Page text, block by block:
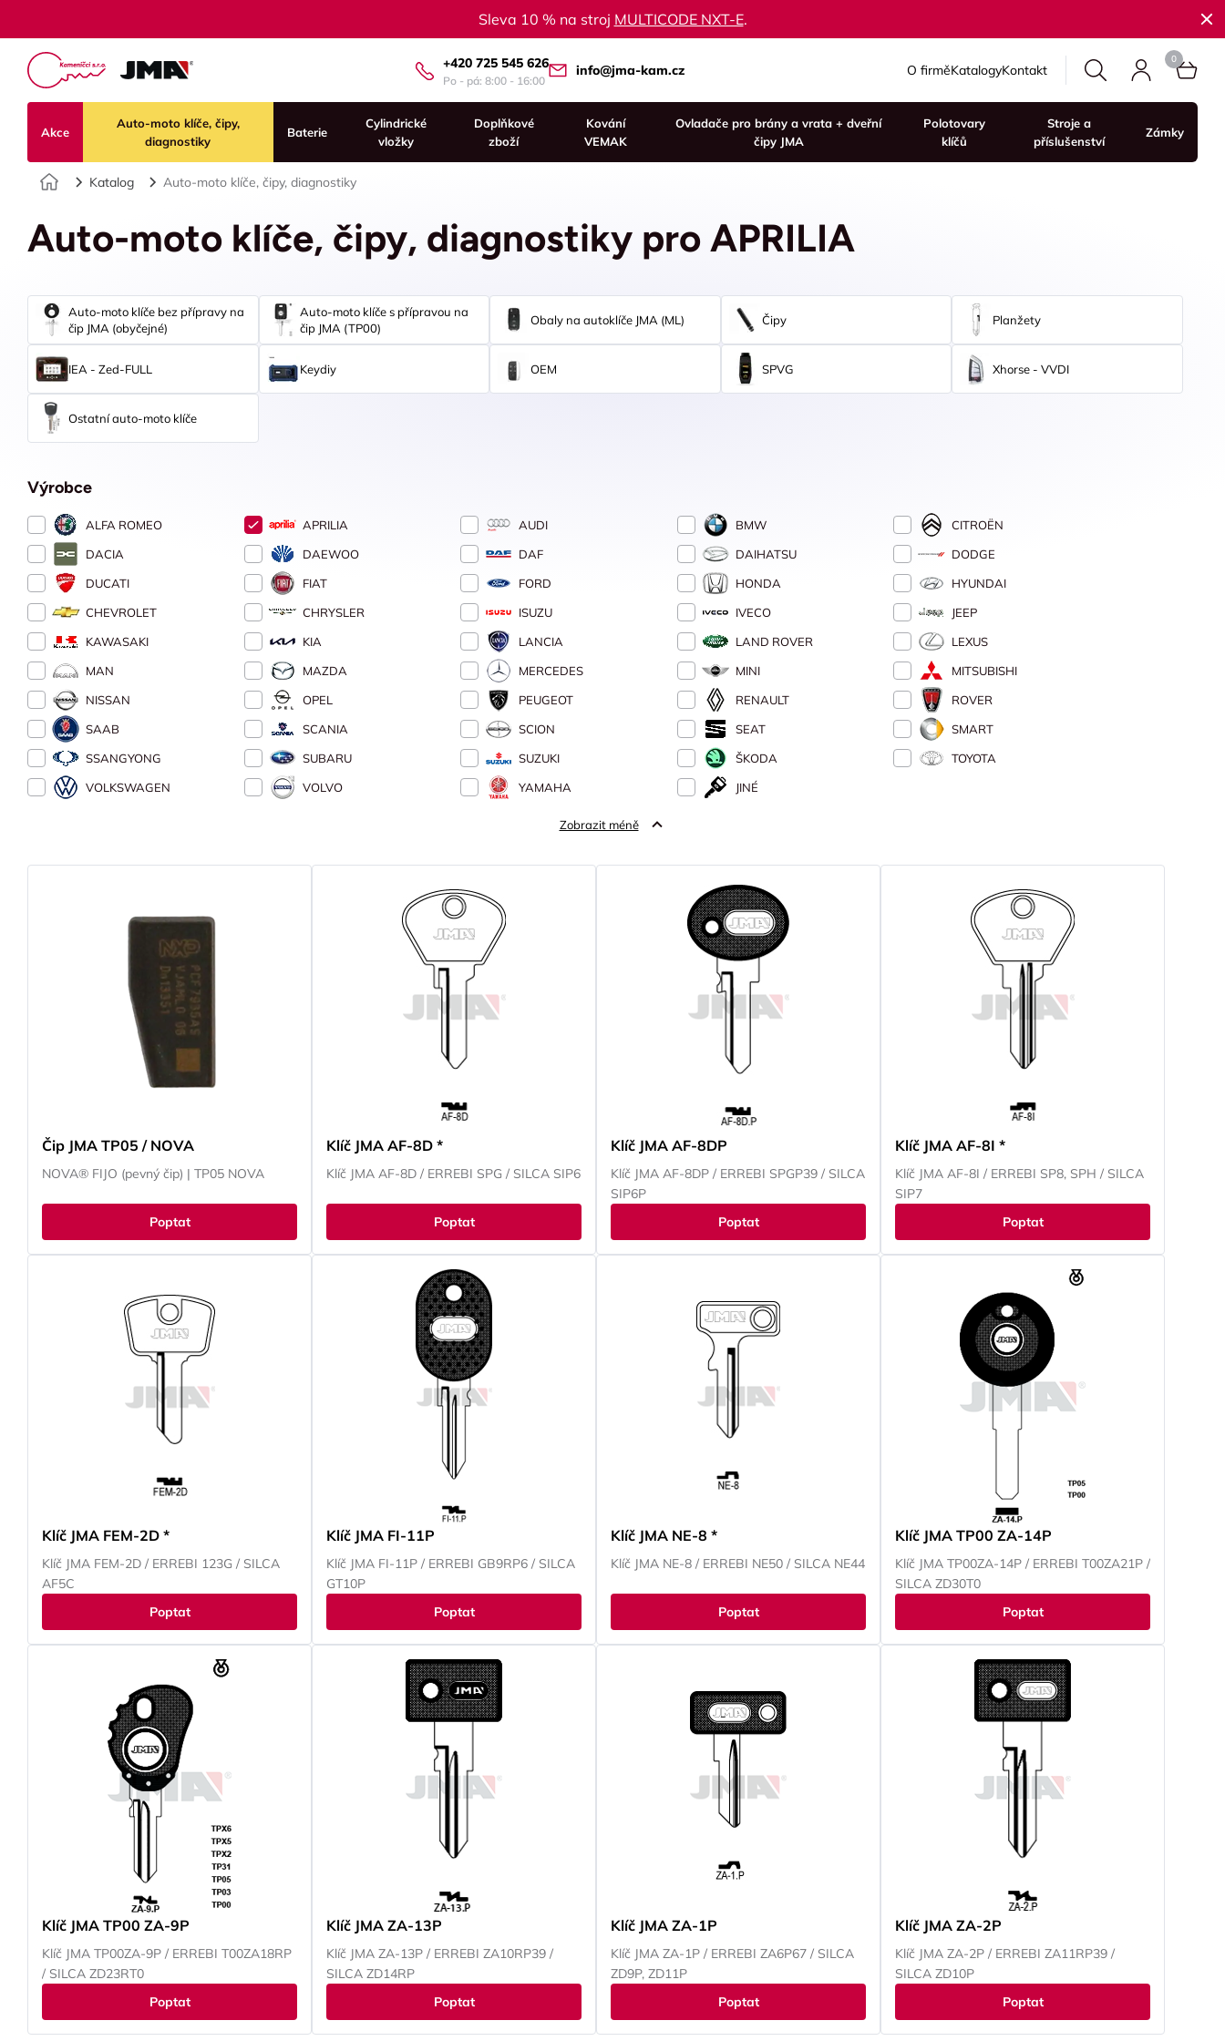
Sleva 10 % na stroj MULTICODE NXT-E.
+420 725 545 626
Po - pá: 8:00 - 16:00
info@jma-kam.cz O firměKatalogyKontakt
Akce
Auto-moto klíče, čipy,
diagnostiky
Baterie
Cylindrické
vložky
Doplňkové
zboží
Kování
VEMAK
Ovladače pro brány a vrata + dveřní
čipy JMA
Polotovary
klíčů
Stroje a
příslušenství
Zámky
Úvod
Katalog Auto-moto klíče, čipy, diagnostiky
Auto-moto klíče, čipy, diagnostiky pro APRILIA
Auto-moto klíče bez přípravy na
čip JMA (obyčejné)
Auto-moto klíče s přípravou na
čip JMA (TP00)
Obaly na autoklíče JMA (ML) Čipy Planžety
IEA - Zed-FULL Keydiy OEM SPVG Xhorse - VVDI
Ostatní auto-moto klíče
Výrobce
ALFA ROMEO APRILIA AUDI BMW
CITROËN
DACIA
DAEWOO DAF DAIHATSU
DODGE
DUCATI
FIAT FORD HONDA
HYUNDAI
CHEVROLET
CHRYSLER ISUZU IVECO
JEEP
KAWASAKI
KIA LANCIA LAND ROVER
LEXUS
MAN
MAZDA MERCEDES MINI
MITSUBISHI
NISSAN
OPEL PEUGEOT RENAULT
ROVER
SAAB
SCANIA SCION SEAT
SMART
SSANGYONG
SUBARU SUZUKI ŠKODA
TOYOTA
VOLKSWAGEN
VOLVO YAMAHA JINÉ
Zobrazit méně
Čip JMA TP05 / NOVA
NOVA® FIJO (pevný čip) | TP05 NOVA
Poptat
Klíč JMA AF-8D *
Klíč JMA AF-8D / ERREBI SPG / SILCA SIP6
Poptat
Klíč JMA AF-8DP
Klíč JMA AF-8DP / ERREBI SPGP39 / SILCA
SIP6P
Poptat
Klíč JMA AF-8I *
Klíč JMA AF-8I / ERREBI SP8, SPH / SILCA
SIP7
Poptat
Klíč JMA FEM-2D *
Klíč JMA FEM-2D / ERREBI 123G / SILCA
AF5C
Poptat
Klíč JMA FI-11P
Klíč JMA FI-11P / ERREBI GB9RP6 / SILCA
GT10P
Poptat
Klíč JMA NE-8 *
Klíč JMA NE-8 / ERREBI NE50 / SILCA NE44
Poptat
Klíč JMA TP00 ZA-14P
Klíč JMA TP00ZA-14P / ERREBI T00ZA21P /
SILCA ZD30T0
Poptat
Klíč JMA TP00 ZA-9P
Klíč JMA TP00ZA-9P / ERREBI T00ZA18RP
/ SILCA ZD23RT0
Poptat
Klíč JMA ZA-13P
Klíč JMA ZA-13P / ERREBI ZA10RP39 /
SILCA ZD14RP
Poptat
Klíč JMA ZA-1P
Klíč JMA ZA-1P / ERREBI ZA6P67 / SILCA
ZD9P, ZD11P
Poptat
Klíč JMA ZA-2P
Klíč JMA ZA-2P / ERREBI ZA11RP39 /
SILCA ZD10P
Poptat